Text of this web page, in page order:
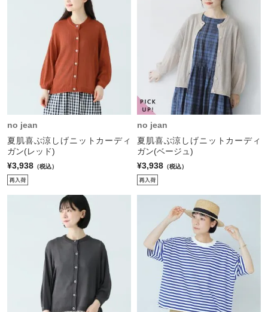
no jean
夏肌喜ぶ涼しげニットカーディ
ガン(レッド)
¥3,938 （税込）
no jean
夏肌喜ぶ涼しげニットカーディ
ガン(ベージュ)
¥3,938 （税込）